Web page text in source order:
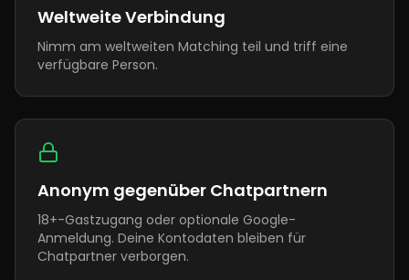
Weltweite Verbindung
Nimm am weltweiten Matching teil und triff eine
verfügbare Person.
Anonym gegenüber Chatpartnern
18+-Gastzugang oder optionale Google-
Anmeldung. Deine Kontodaten bleiben für
Chatpartner verborgen.